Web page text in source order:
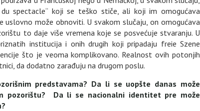
spectacle“ koji se teško stiče, ali koji im omogućava
uslovno može obnoviti. U svakom slučaju, on omogućava
to daje više vremena koje se posvećuje stvaranju. U
institucija i onih drugih koji pripadaju freie Szene
što je veoma komplikovano. Realnost ovih potonjih
da dodatno zarađuju na drugom poslu.
predstavama? Da li se uopšte danas može
pozorištu? Da li se nacionalni identitet pre može